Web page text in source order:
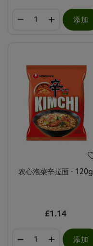
添加
农心泡菜辛拉面 - 120g
£1.14
添加